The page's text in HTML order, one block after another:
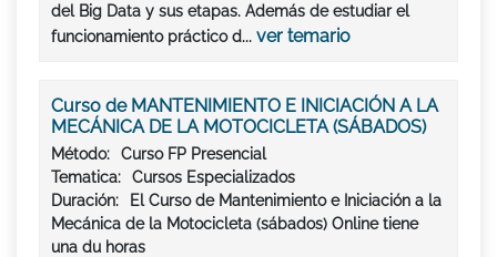
del Big Data y sus etapas. Además de estudiar el
funcionamiento práctico d... ver temario
Curso de MANTENIMIENTO E INICIACIÓN A LA
MECÁNICA DE LA MOTOCICLETA (SÁBADOS)
Método:
Curso FP Presencial
Tematica:
Cursos Especializados
Duración:
El Curso de Mantenimiento e Iniciación a la
Mecánica de la Motocicleta (sábados) Online tiene
una du horas